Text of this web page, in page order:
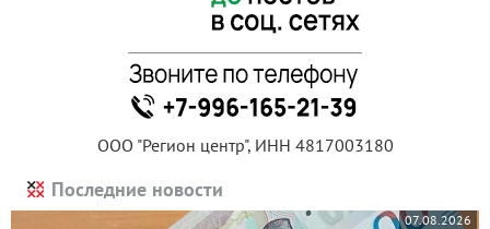
ООО "Регион центр", ИНН 4817003180
Последние новости
07.08.2026